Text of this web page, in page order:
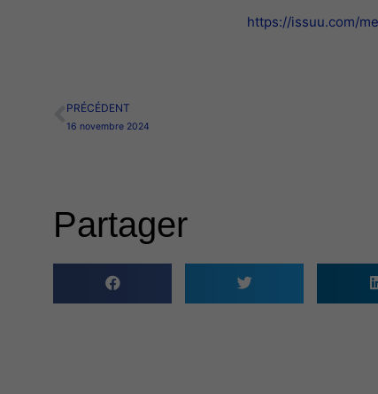
https://issuu.com/
Précédent
PRÉCÉDENT
16 novembre 2024
Partager